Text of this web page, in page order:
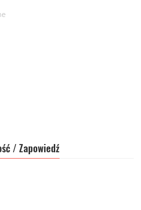
/ Zapowiedź